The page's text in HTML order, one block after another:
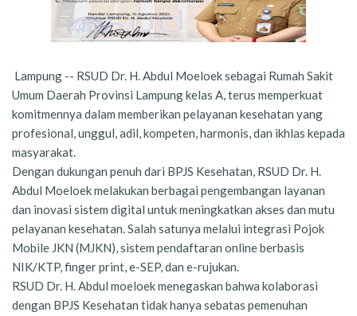
Lampung -- RSUD Dr. H. Abdul Moeloek sebagai Rumah Sakit
Umum Daerah Provinsi Lampung kelas A, terus memperkuat
komitmennya dalam memberikan pelayanan kesehatan yang
profesional, unggul, adil, kompeten, harmonis, dan ikhlas kepada
masyarakat.
Dengan dukungan penuh dari BPJS Kesehatan, RSUD Dr. H.
Abdul Moeloek melakukan berbagai pengembangan layanan
dan inovasi sistem digital untuk meningkatkan akses dan mutu
pelayanan kesehatan. Salah satunya melalui integrasi Pojok
Mobile JKN (MJKN), sistem pendaftaran online berbasis
NIK/KTP, finger print, e-SEP, dan e-rujukan.
RSUD Dr. H. Abdul moeloek menegaskan bahwa kolaborasi
dengan BPJS Kesehatan tidak hanya sebatas pemenuhan